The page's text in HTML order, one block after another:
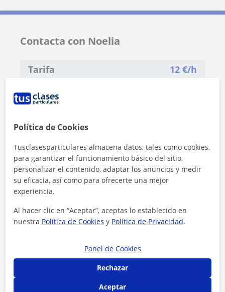
Contacta con Noelia
Tarifa 12 €/h
Al hacer clic, aceptas nuestro aviso legal
Contactar ahora
Política de Cookies
Tusclasesparticulares almacena datos, tales como cookies,
para garantizar el funcionamiento básico del sitio,
personalizar el contenido, adaptar los anuncios y medir
su eficacia, así como para ofrecerte una mejor
experiencia.
Al hacer clic en “Aceptar”, aceptas lo establecido en
nuestra Política de Cookies y Política de Privacidad.
Panel de Cookies
Rechazar
Aceptar